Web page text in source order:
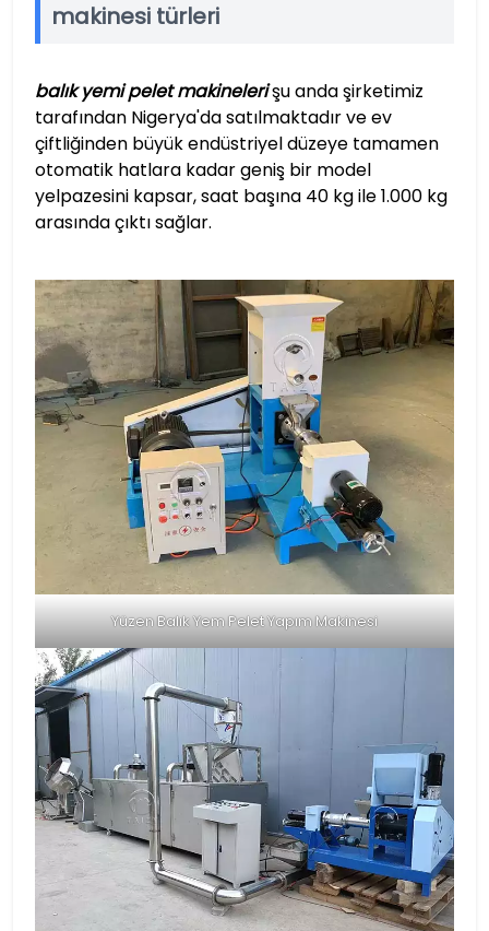
makinesi türleri
balık yemi pelet makinelerişu anda şirketimiz
tarafından Nigerya'da satılmaktadır ve ev
çiftliğinden büyük endüstriyel düzeye tamamen
otomatik hatlara kadar geniş bir model
yelpazesini kapsar, saat başına 40 kg ile 1.000 kg
arasında çıktı sağlar.
Yüzen Balık Yem Pelet Yapım Makinesi